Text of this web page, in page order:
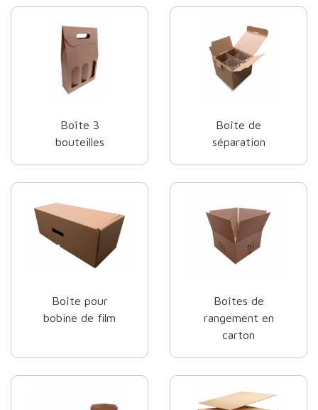
Boîte 3
bouteilles
Boîte de
séparation
Boîte pour
bobine de film
Boîtes de
rangement en
carton